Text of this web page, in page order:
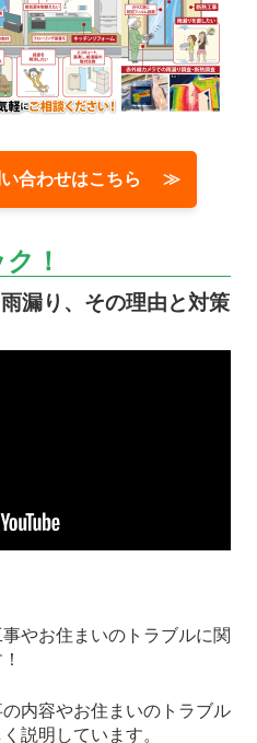
い合わせはこちら ≫
！
漏り、その理由と対策
やお住まいのトラブルに関
内容やお住まいのトラブル
説明しています。